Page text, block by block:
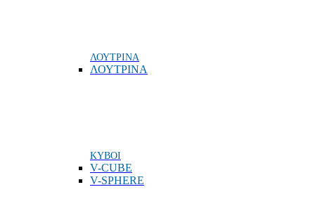
ΛΟΥΤΡΙΝΑ
ΛΟΥΤΡΙΝΑ
ΚΥΒΟΙ
V-CUBE
V-SPHERE